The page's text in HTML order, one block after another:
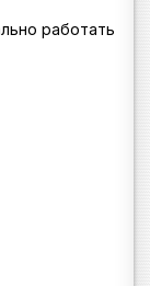
работать